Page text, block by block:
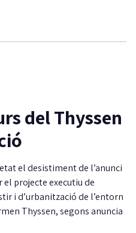
del Thyssen
el desistiment de l’anunci
projecte executiu de
i d’urbanització de l’entorn
Thyssen, segons anuncia